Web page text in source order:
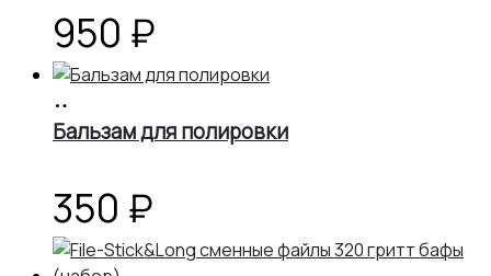
950 ₽
корзину
Бальзам для полировки
350 ₽